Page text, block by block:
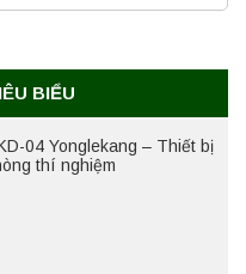
BIỂU
cao để bàn YTG18G
04 Yonglekang – Thiết bị
thí nghiệm